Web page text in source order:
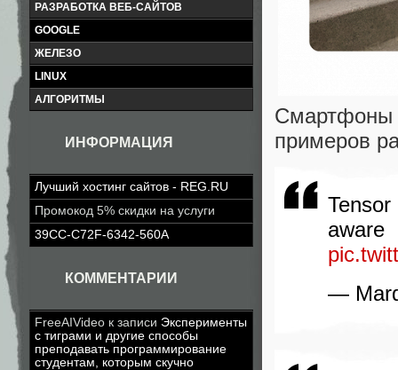
РАЗРАБОТКА ВЕБ-САЙТОВ
GOOGLE
ЖЕЛЕЗО
LINUX
АЛГОРИТМЫ
ИНФОРМАЦИЯ
Лучший хостинг сайтов - REG.RU
Промокод 5% скидки на услуги
39CC-C72F-6342-560A
КОММЕНТАРИИ
FreeAIVideo к записи Эксперименты
с тиграми и другие способы
преподавать программирование
студентам, которым скучно
примеров
—